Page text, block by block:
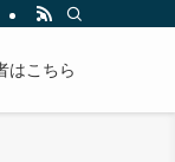
はこちら